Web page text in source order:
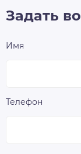
Задать
Имя
Телефон